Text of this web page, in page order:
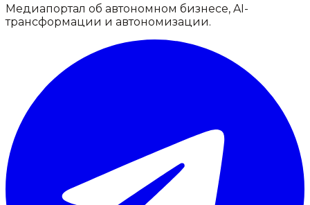
Медиапортал об автономном бизнесе, AI-
трансформации и автономизации.